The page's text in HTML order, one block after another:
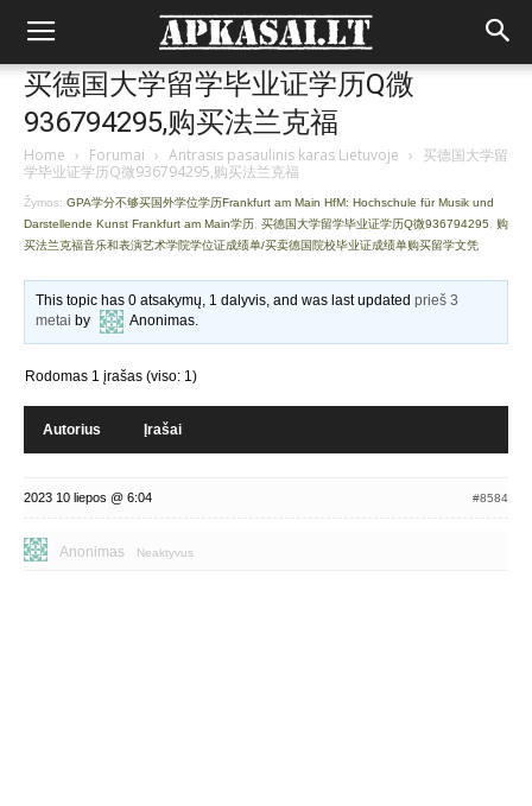
买德国大学留学毕业证学历Q微
936794295,购买法兰克福
Home › Forumai › Antrasis pasaulinis karas Lietuvoje › 买德国大学留
学毕业证学历Q微936794295,购买法兰克福
Žymos: GPA学分不够买国外学位学历Frankfurt am Main HfM: Hochschule für Musik und
Darstellende Kunst Frankfurt am Main学历 买德国大学留学毕业证学历Q微936794295
购
买法兰克福音乐和表演艺术学院学位证成绩单/买卖德国院校毕业证成绩单购买留学文凭
This topic has 0 atsakymų, 1 dalyvis, and was last updatedprieš 3
metai by Anonimas.
Rodomas 1 įrašas (viso: 1)
Autorius Įrašai
2023 10 liepos @ 6:04 #8584
Anonimas Neaktyvus